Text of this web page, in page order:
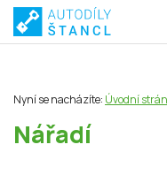
Nyní se nacházíte: Úvodní
Nářadí